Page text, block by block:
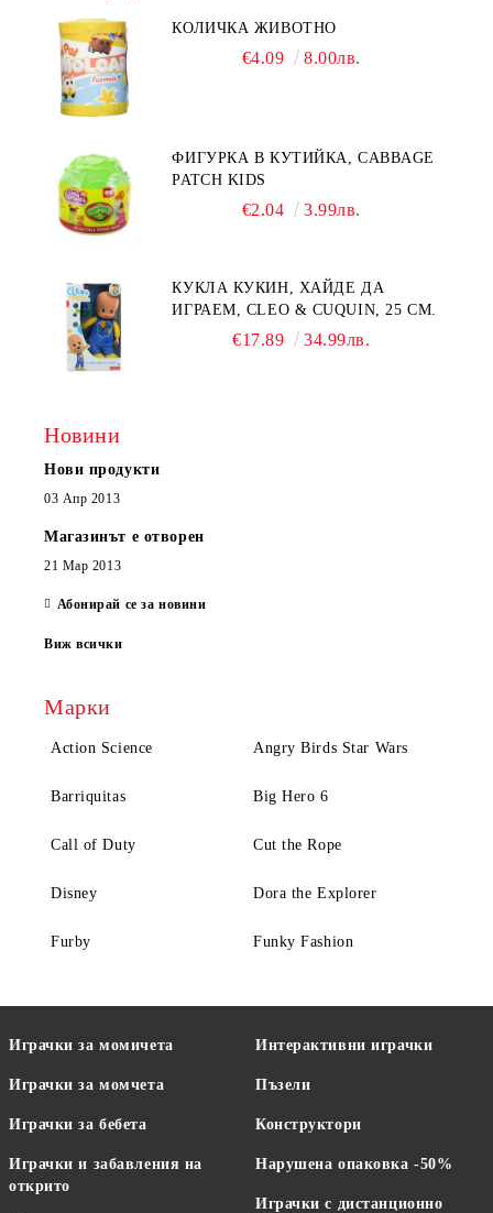
КОЛИЧКА ЖИВОТНО
€4.09 8.00лв.
ФИГУРКА В КУТИЙКА, CABBAGE
PATCH KIDS
€2.04 3.99лв.
КУКЛА КУКИН, ХАЙДЕ ДА
ИГРАЕМ, CLEO & CUQUIN, 25 СМ.
€17.89 34.99лв.
Новини
Нови продукти
03 Апр 2013
Магазинът е отворен
21 Мар 2013
Абонирай се за новини
Виж всички
Марки
Action Science Angry Birds Star Wars
Barriquitas Big Hero 6
Call of Duty Cut the Rope
Disney Dora the Explorer
Furby Funky Fashion
Играчки за момичета
Играчки за момчета
Играчки за бебета
Играчки и забавления на
открито
Интерактивни играчки
Пъзели
Конструктори
Нарушена опаковка -50%
Играчки с дистанционно